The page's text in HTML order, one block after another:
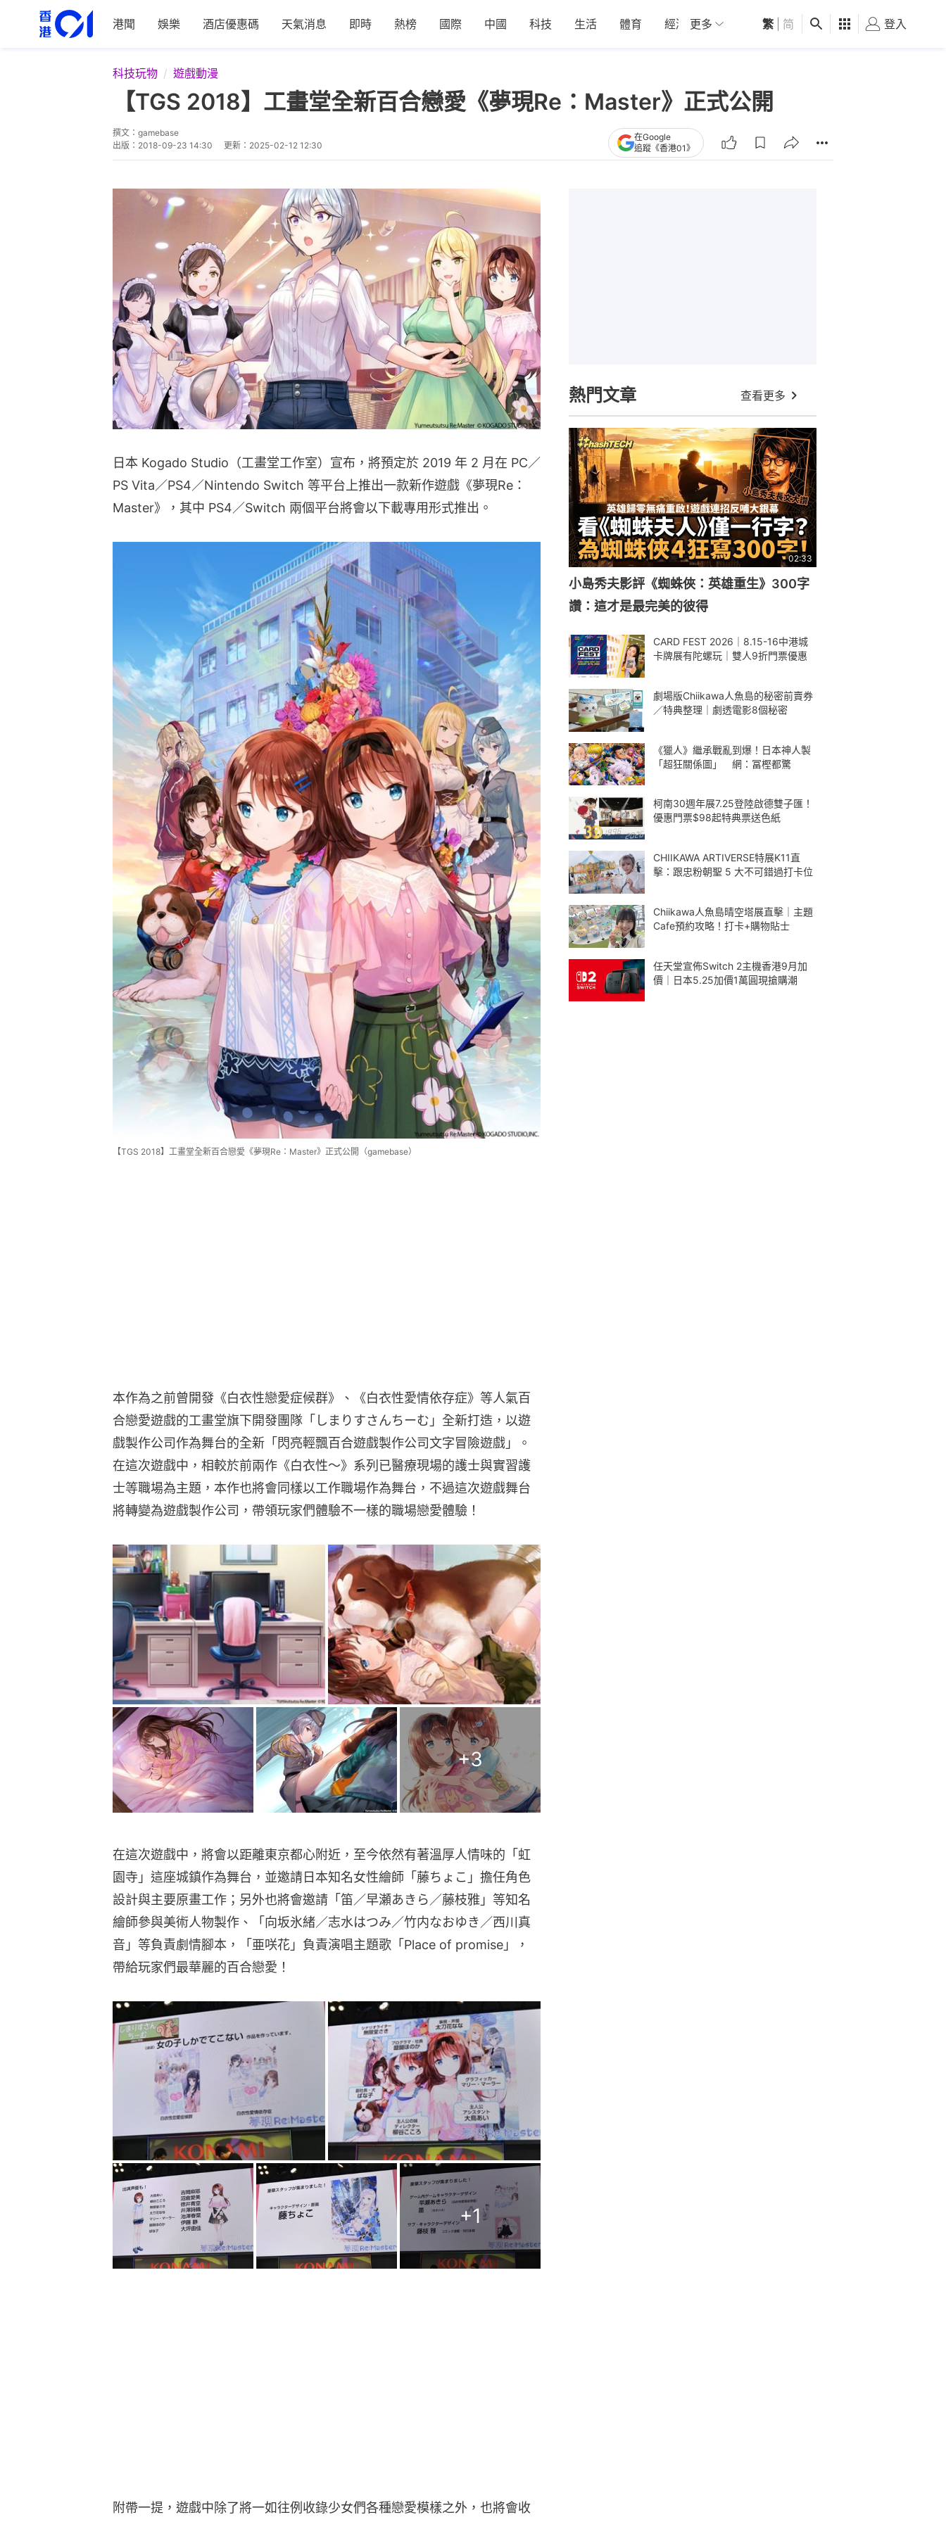
港聞 娛樂 酒店優惠碼 天氣消息 即時 熱榜 國際 中國 科技 生活 體育 經濟 01深圳 觀點 健康 好食玩飛
更多 繁 简 登入
科技玩物 遊戲動漫
【TGS 2018】工畫堂全新百合戀愛《夢現Re：Master》正式公開
撰文： gamebase
出版： 2018-09-23 14:30 更新： 2025-02-12 12:30
在Google
追蹤《香港01》
日本 Kogado Studio（工畫堂工作室）宣布，將預定於 2019 年 2 月在 PC／
PS Vita／PS4／Nintendo Switch 等平台上推出一款新作遊戲《夢現Re：
Master》，其中 PS4／Switch 兩個平台將會以下載專用形式推出。
【TGS 2018】工畫堂全新百合戀愛《夢現Re：Master》正式公開（gamebase）
本作為之前曾開發《白衣性戀愛症候群》、《白衣性愛情依存症》等人氣百
合戀愛遊戲的工畫堂旗下開發團隊「しまりすさんちーむ」全新打造，以遊
戲製作公司作為舞台的全新「閃亮輕飄百合遊戲製作公司文字冒險遊戲」。
在這次遊戲中，相較於前兩作《白衣性～》系列已醫療現場的護士與實習護
士等職場為主題，本作也將會同樣以工作職場作為舞台，不過這次遊戲舞台
將轉變為遊戲製作公司，帶領玩家們體驗不一樣的職場戀愛體驗！
+3
在這次遊戲中，將會以距離東京都心附近，至今依然有著溫厚人情味的「虹
園寺」這座城鎮作為舞台，並邀請日本知名女性繪師「藤ちょこ」擔任角色
設計與主要原畫工作；另外也將會邀請「笛／早瀬あきら／藤枝雅」等知名
繪師參與美術人物製作、「向坂氷緒／志水はつみ／竹内なおゆき／西川真
音」等負責劇情腳本，「亜咲花」負責演唱主題歌「Place of promise」，
帶給玩家們最華麗的百合戀愛！
+1
附帶一提，遊戲中除了將一如往例收錄少女們各種戀愛模樣之外，也將會收
熱門文章 查看更多
02:33
小島秀夫影評《蜘蛛俠：英雄重生》300字
讚：這才是最完美的彼得
CARD FEST 2026｜8.15-16中港城
卡牌展有陀螺玩｜雙人9折門票優惠
劇場版Chiikawa人魚島的秘密前賣券
／特典整理｜劇透電影8個秘密
《獵人》繼承戰亂到爆！日本神人製
「超狂關係圖」 網：冨樫都驚
柯南30週年展7.25登陸啟德雙子匯！
優惠門票$98起特典票送色紙
CHIIKAWA ARTIVERSE特展K11直
擊：跟忠粉朝聖 5 大不可錯過打卡位
Chiikawa人魚島晴空塔展直擊｜主題
Cafe預約攻略！打卡+購物貼士
任天堂宣佈Switch 2主機香港9月加
價｜日本5.25加價1萬圓現搶購潮